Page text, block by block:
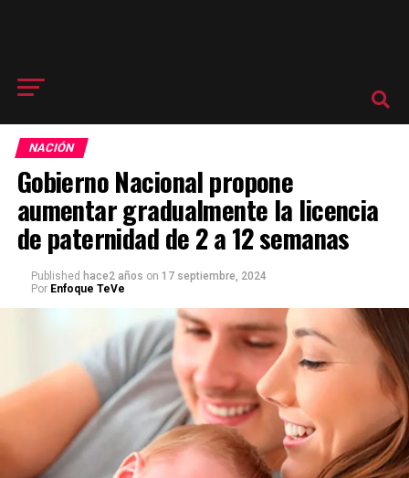
NACIÓN
Gobierno Nacional propone
aumentar gradualmente la licencia
de paternidad de 2 a 12 semanas
Published hace2 años on 17 septiembre, 2024
Por Enfoque TeVe